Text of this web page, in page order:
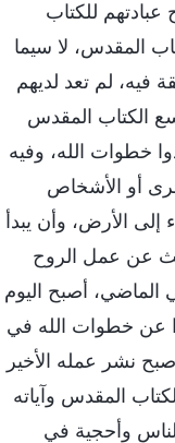
عبادتهم للكتاب
المقدس، لا سيما
فيه، لم تعد لديهم
الكتاب المقدس
خطوات الله، وفيه
أو الأشخاص
الأرض، وأن يبدأ
عن عمل الروح
أصبح اليوم
عن خطوات الله في
نشر عمله الأخير
المقدس وآياته
وأحجية في